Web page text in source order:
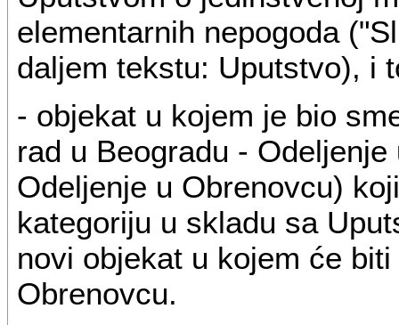
elementarnih nepogoda
daljem tekstu: Uputstvo), i
- objekat u kojem je bio
rad u Beogradu -
Odeljenje u Obrenovcu)
kategoriju u skladu sa
novi objekat u kojem će
Obrenovcu.